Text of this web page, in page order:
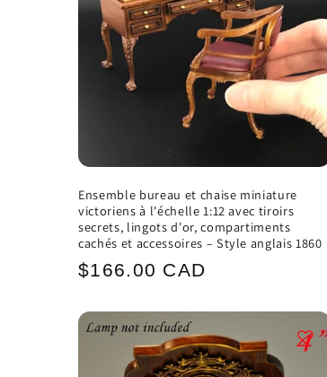
Ensemble bureau et chaise miniature
victoriens à l'échelle 1:12 avec tiroirs
secrets, lingots d'or, compartiments
cachés et accessoires – Style anglais 1860
Prix
$166.00 CAD